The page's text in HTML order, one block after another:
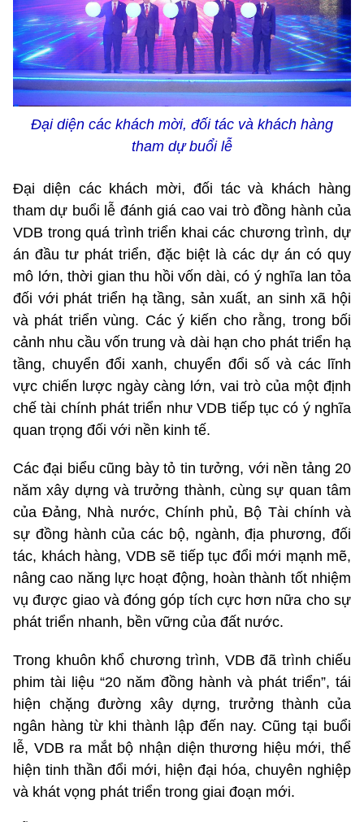
Đại diện các khách mời, đối tác và khách hàng
tham dự buổi lễ
Đại diện các khách mời, đối tác và khách hàng
tham dự buổi lễ đánh giá cao vai trò đồng hành của
VDB trong quá trình triển khai các chương trình, dự
án đầu tư phát triển, đặc biệt là các dự án có quy
mô lớn, thời gian thu hồi vốn dài, có ý nghĩa lan tỏa
đối với phát triển hạ tầng, sản xuất, an sinh xã hội
và phát triển vùng. Các ý kiến cho rằng, trong bối
cảnh nhu cầu vốn trung và dài hạn cho phát triển hạ
tầng, chuyển đổi xanh, chuyển đổi số và các lĩnh
vực chiến lược ngày càng lớn, vai trò của một định
chế tài chính phát triển như VDB tiếp tục có ý nghĩa
quan trọng đối với nền kinh tế.
Các đại biểu cũng bày tỏ tin tưởng, với nền tảng 20
năm xây dựng và trưởng thành, cùng sự quan tâm
của Đảng, Nhà nước, Chính phủ, Bộ Tài chính và
sự đồng hành của các bộ, ngành, địa phương, đối
tác, khách hàng, VDB sẽ tiếp tục đổi mới mạnh mẽ,
nâng cao năng lực hoạt động, hoàn thành tốt nhiệm
vụ được giao và đóng góp tích cực hơn nữa cho sự
phát triển nhanh, bền vững của đất nước.
Trong khuôn khổ chương trình, VDB đã trình chiếu
phim tài liệu “20 năm đồng hành và phát triển”, tái
hiện chặng đường xây dựng, trưởng thành của
ngân hàng từ khi thành lập đến nay. Cũng tại buổi
lễ, VDB ra mắt bộ nhận diện thương hiệu mới, thể
hiện tinh thần đổi mới, hiện đại hóa, chuyên nghiệp
và khát vọng phát triển trong giai đoạn mới.